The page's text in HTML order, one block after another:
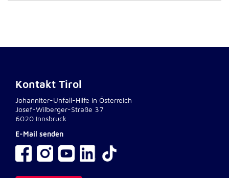
Kontakt Tirol
Johanniter-Unfall-Hilfe in Österreich
Josef-Wilberger-Straße 37
6020 Innsbruck
E-Mail senden